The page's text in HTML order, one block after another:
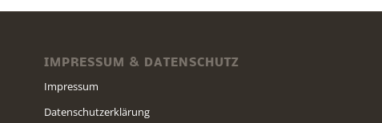
IMPRESSUM & DATENSCHUTZ
Impressum
Datenschutzerklärung